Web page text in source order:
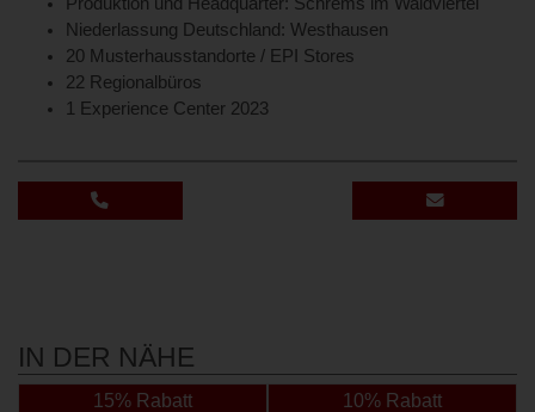
Niederlassung Deutschland: Westhausen
20 Musterhausstandorte / EPI Stores
22 Regionalbüros
1 Experience Center 2023
IN DER NÄHE
15% Rabatt 10% Rabatt